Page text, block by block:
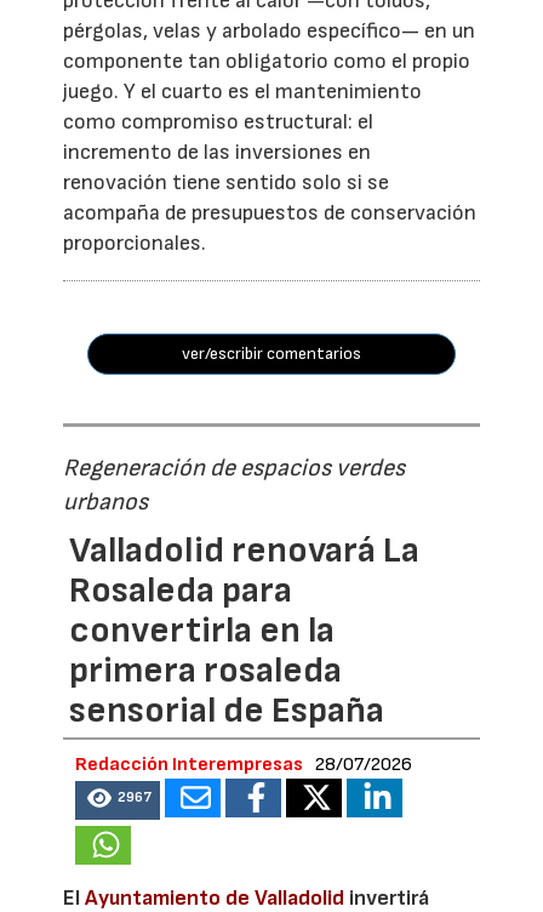
pérgolas, velas y arbolado específico— en un
componente tan obligatorio como el propio
juego. Y el cuarto es el mantenimiento
como compromiso estructural: el
incremento de las inversiones en
renovación tiene sentido solo si se
acompaña de presupuestos de conservación
proporcionales.
ver/escribir comentarios
Regeneración de espacios verdes
urbanos
Valladolid renovará La
Rosaleda para
convertirla en la
primera rosaleda
sensorial de España
Redacción Interempresas 28/07/2026
2967
ElAyuntamiento de Valladolid invertirá